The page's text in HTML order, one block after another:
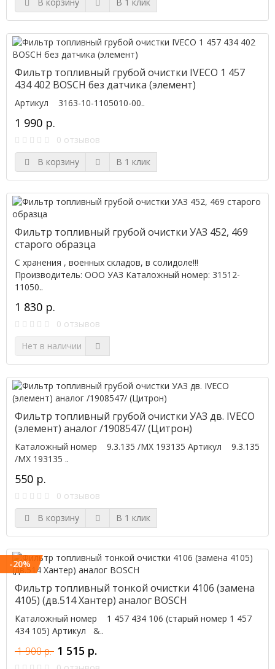
Фильтр топливный грубой очистки IVECO 1 457
434 402 BOSCH без датчика (элемент)
Артикул 3163-10-1105010-00..
1 990 р.
0 отзывов
В корзину
В 1 клик
Фильтр топливный грубой очистки УАЗ 452, 469
старого образца
С хранения , военных складов, в солидоле!!!
Производитель: ООО УАЗ Каталожный номер: 31512-
11050..
1 830 р.
0 отзывов
Нет в наличии
Фильтр топливный грубой очистки УАЗ дв. IVECO
(элемент) аналог /1908547/ (Цитрон)
Каталожный номер 9.3.135 /МХ 193135 Артикул 9.3.135
/МХ 193135 ..
550 р.
0 отзывов
В корзину
В 1 клик
-20%
Фильтр топливный тонкой очистки 4106 (замена
4105) (дв.514 Хантер) аналог BOSCH
Каталожный номер 1 457 434 106 (старый номер 1 457
434 105) Артикул &..
1 900 р. 1 515 р.